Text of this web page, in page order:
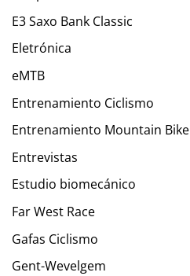
E3 Saxo Bank Classic
Eletrónica
eMTB
Entrenamiento Ciclismo
Entrenamiento Mountain Bike
Entrevistas
Estudio biomecánico
Far West Race
Gafas Ciclismo
Gent-Wevelgem